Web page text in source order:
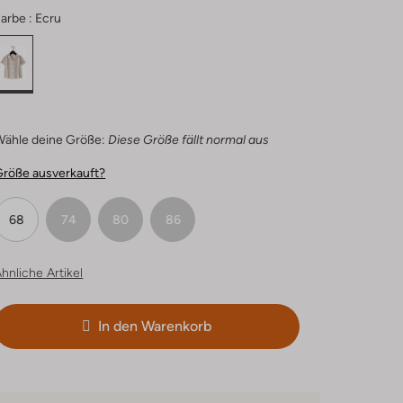
: Ecru
deine Größe: Diese Größe fällt normal aus
ausverkauft?
68 74 80 86
Artikel
In den Warenkorb